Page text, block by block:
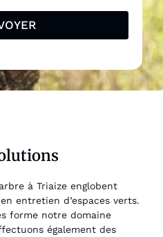
à Triaize englobent
entretien d’espaces verts.
forme notre domaine
également des